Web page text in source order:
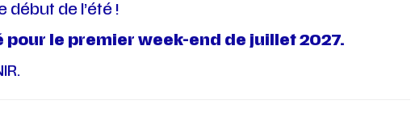
début de l’été !
pour le premier week-end de juillet 2027.